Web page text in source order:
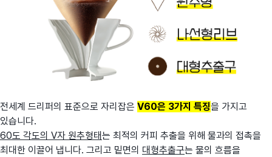
전세계 드리퍼의 표준으로 자리잡은 V60은 3가지 특징을 가지고
있습니다.
60도 각도의 V자 원추형태는 최적의 커피 추출을 위해 물과의 접촉을
최대한 이끌어 냅니다. 그리고 밑면의 대형추출구는 물의 흐름을